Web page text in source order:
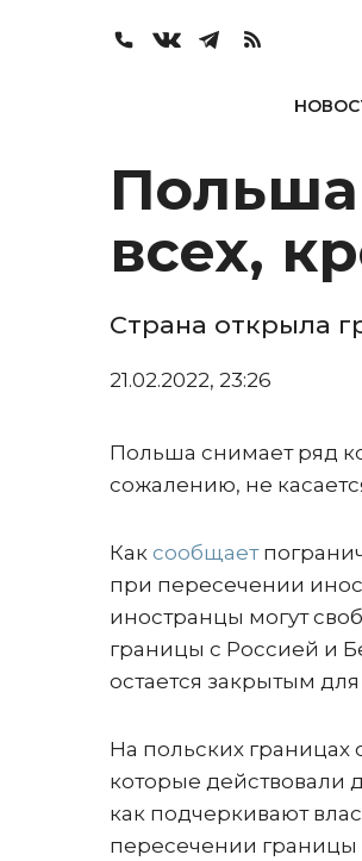
Польша
всех,
Страна открыла
21.02.2022, 23:26
Польша снимает ряд
сожалению, не
Как сообщает
при пересечении
иностранцы могут
границы с Россией и
остается закрытым
На польских границах
которые действовали
как подчеркивают
пересечении границы